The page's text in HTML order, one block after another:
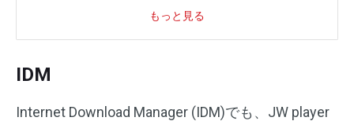
もっと見る
IDM
Internet Download Manager (IDM)でも、JW player